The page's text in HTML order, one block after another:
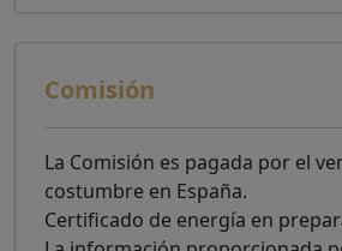
Comisión
La Comisión es pagada por el
costumbre en España.
Certificado de energía en